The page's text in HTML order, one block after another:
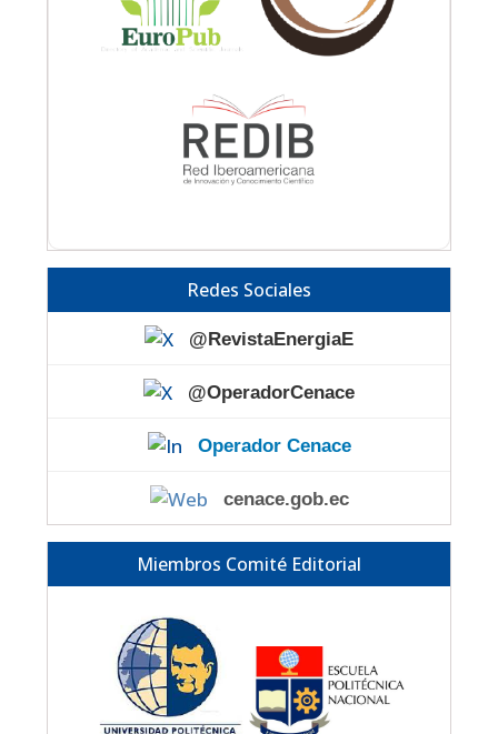
Redes Sociales
@RevistaEnergiaE
@OperadorCenace
Operador Cenace
cenace.gob.ec
Miembros Comité Editorial